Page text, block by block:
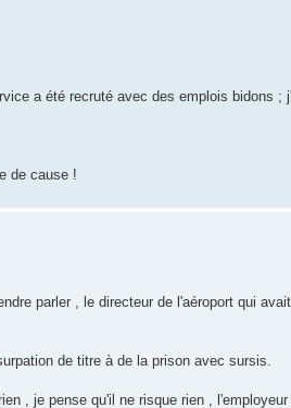
a été recruté avec des emplois bidons ;
de cause !
parler , le directeur de l'aéroport qui
de titre à de la prison avec sursis.
, je pense qu'il ne risque rien ,